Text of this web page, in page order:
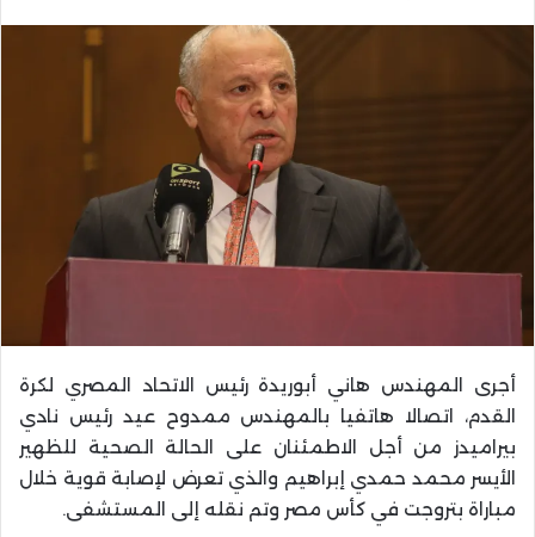
أجرى المهندس هاني أبوريدة رئيس الاتحاد المصري لكرة
القدم، اتصالا هاتفيا بالمهندس ممدوح عيد رئيس نادي
بيراميدز من أجل الاطمئنان على الحالة الصحية للظهير
الأيسر محمد حمدي إبراهيم والذي تعرض لإصابة قوية خلال
مباراة بتروجت في كأس مصر وتم نقله إلى المستشفى.